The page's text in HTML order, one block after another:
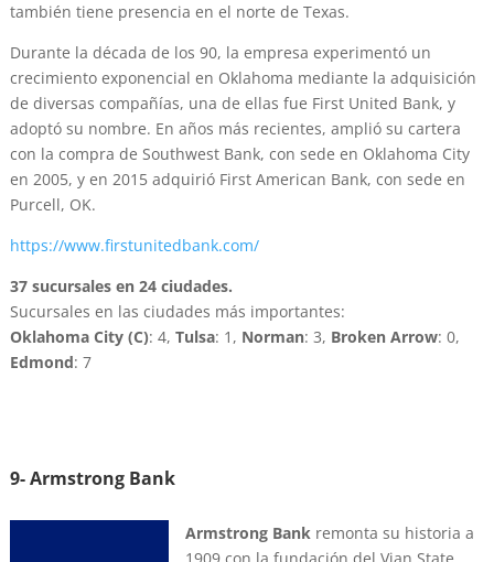
también tiene presencia en el norte de Texas.
Durante la década de los 90, la empresa experimentó un
crecimiento exponencial en Oklahoma mediante la adquisición
de diversas compañías, una de ellas fue First United Bank, y
adoptó su nombre. En años más recientes, amplió su cartera
con la compra de Southwest Bank, con sede en Oklahoma City
en 2005, y en 2015 adquirió First American Bank, con sede en
Purcell, OK.
https://www.firstunitedbank.com/
37 sucursales en 24 ciudades.
Sucursales en las ciudades más importantes:
Oklahoma City (C): 4, Tulsa: 1, Norman: 3, Broken Arrow: 0,
Edmond: 7
9- Armstrong Bank
Armstrong Bankremonta su historia a